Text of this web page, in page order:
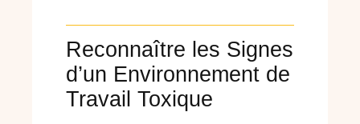
Reconnaître les Signes
d’un Environnement de
Travail Toxique